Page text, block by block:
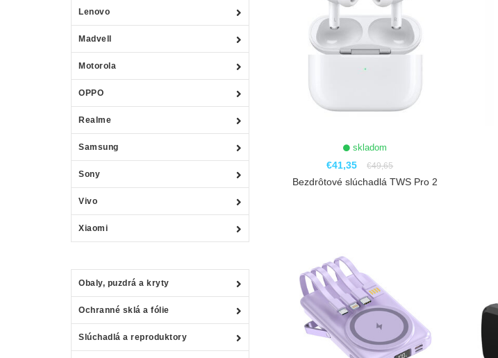
Lenovo
Madvell
Motorola
OPPO
Realme
Samsung
Sony
Vivo
Xiaomi
Obaly, puzdrá a kryty
Ochranné sklá a fólie
Slúchadlá a reproduktory
skladom
€41,35 €49,65
Bezdrôtové slúchadlá TWS Pro 2